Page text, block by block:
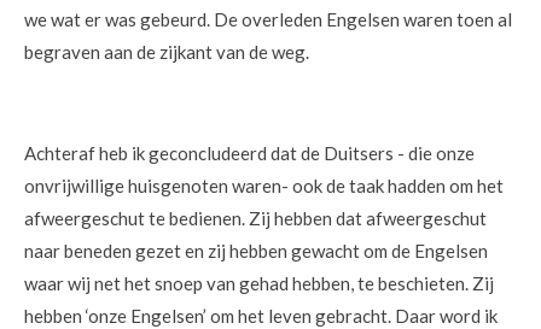
we wat er was gebeurd. De overleden Engelsen waren toen al
begraven aan de zijkant van de weg.
Achteraf heb ik geconcludeerd dat de Duitsers - die onze
onvrijwillige huisgenoten waren- ook de taak hadden om het
afweergeschut te bedienen. Zij hebben dat afweergeschut
naar beneden gezet en zij hebben gewacht om de Engelsen
waar wij net het snoep van gehad hebben, te beschieten. Zij
hebben ‘onze Engelsen’ om het leven gebracht. Daar word ik